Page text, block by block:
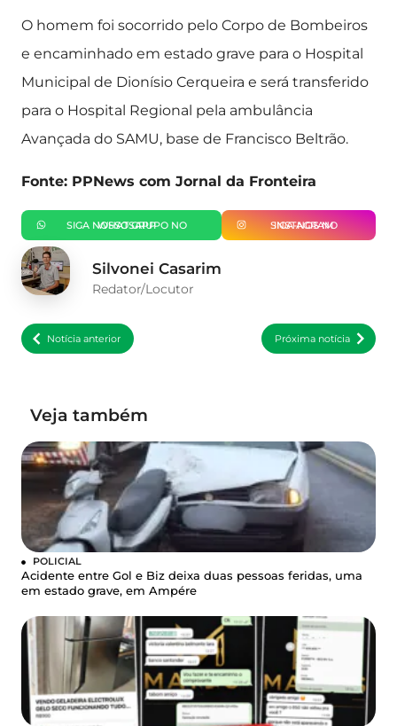
O homem foi socorrido pelo Corpo de Bombeiros
e encaminhado em estado grave para o Hospital
Municipal de Dionísio Cerqueira e será transferido
para o Hospital Regional pela ambulância
Avançada do SAMU, base de Francisco Beltrão.
Fonte: PPNews com Jornal da Fronteira
SIGA NOSSO GRUPO NO WHATSAPP SIGA-NOS NO INSTAGRAM
Silvonei Casarim
Redator/Locutor
Notícia anterior Próxima notícia
Veja também
POLICIAL
Acidente entre Gol e Biz deixa duas pessoas feridas, uma
em estado grave, em Ampére